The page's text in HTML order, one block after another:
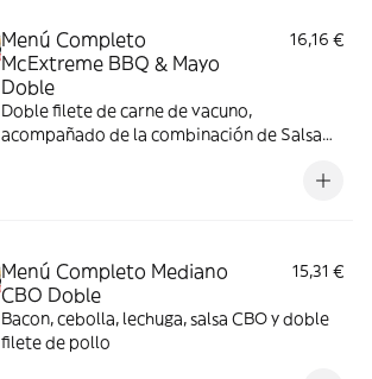
Menú Completo
McExtreme BBQ & Mayo
Doble
16,16 €
Doble filete de carne de vacuno,
acompañado de la combinación de Salsa
doble de cheddar, lechuga fresca y tiras de
Menú Completo Mediano
CBO Doble
15,31 €
Bacon, cebolla, lechuga, salsa CBO y doble
filete de pollo